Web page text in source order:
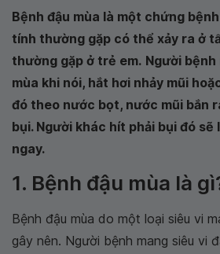
Bệnh đậu mùa là một chứng
tính thường gặp có thể xảy ra ở
thường gặp ở trẻ em. Người bệnh
mùa khi nói, hắt hơi nhảy mũi
đó theo nước bọt, nước mũi bắn
bụi. Người khác hít phải bụi đó sẽ
ngay.
1. Bệnh đậu mùa là
Bệnh đậu mùa do một loại siêu vi
gây nên. Người bệnh mang siêu vi